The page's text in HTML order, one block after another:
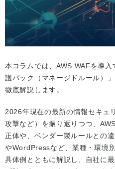
本コラムでは、AWS WAFを導
護パック（マネージドルール）
徹底解説します。
2026年現在の最新の情報セキュ
攻撃など）を振り返りつつ、
正体や、ベンダー製ルールとの
やWordPressなど、業種・環境
具体例とともに解説し、自社に